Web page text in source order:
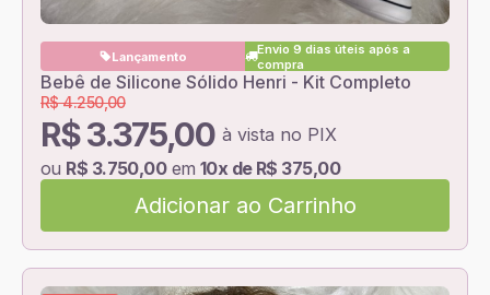
Lançamento
Envio 9 dias úteis após a
compra
Bebê de Silicone Sólido Henri - Kit Completo
R$ 3.375,00 à vista no PIX
R$ 4.250,00
ou R$ 3.750,00em 10x de R$ 375,00
Adicionar ao Carrinho